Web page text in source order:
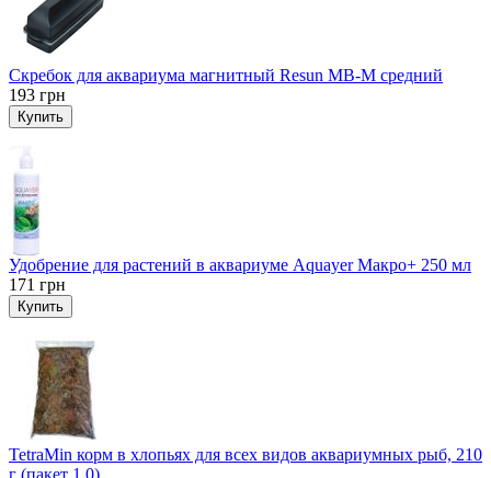
Скребок для аквариума магнитный Resun MB-M средний
193 грн
Купить
Удобрение для растений в аквариуме Aquayer Макро+ 250 мл
171 грн
Купить
TetraMin корм в хлопьях для всех видов аквариумных рыб, 210
г (пакет 1,0)